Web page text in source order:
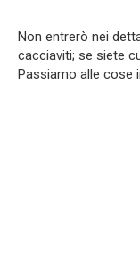
Non entrerò nei
cacciaviti; se siete
Passiamo alle cose